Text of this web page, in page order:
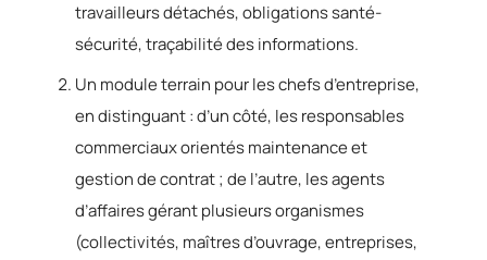
travailleurs détachés, obligations santé-
sécurité, traçabilité des informations.
Un module terrain pour les chefs d’entreprise,
en distinguant : d’un côté, les responsables
commerciaux orientés maintenance et
gestion de contrat ; de l’autre, les agents
d’affaires gérant plusieurs organismes
(collectivités, maîtres d’ouvrage, entreprises,